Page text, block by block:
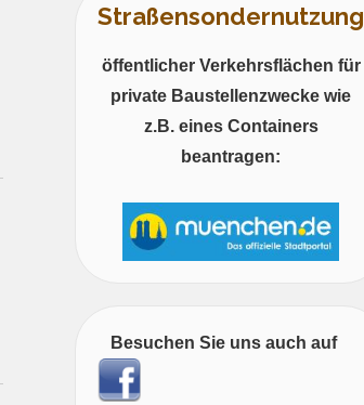
Straßensondernutzung
öffentlicher Verkehrsflächen für
private Baustellenzwecke wie
z.B. eines Containers
beantragen:
Besuchen Sie uns auch auf